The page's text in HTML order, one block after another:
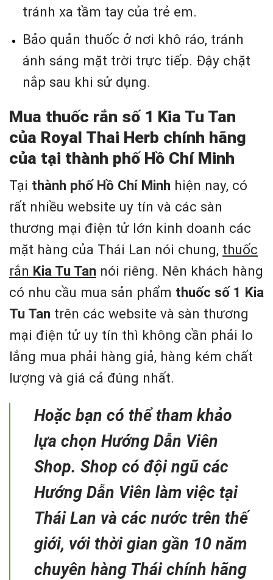
tránh xa tầm tay của trẻ em.
Bảo quản thuốc ở nơi khô ráo, tránh
ánh sáng mặt trời trực tiếp. Đậy chặt
nắp sau khi sử dụng.
Mua thuốc rắn số 1 Kia Tu Tan
của Royal Thai Herb chính hãng
của tại thành phố Hồ Chí Minh
Tại thành phố Hồ Chí Minh hiện nay, có
rất nhiều website uy tín và các sàn
thương mại điện tử lớn kinh doanh các
mặt hàng của Thái Lan nói chung, thuốc
rắn Kia Tu Tan nói riêng. Nên khách hàng
có nhu cầu mua sản phẩm thuốc số 1 Kia
Tu Tan trên các website và sàn thương
mại điện tử uy tín thì không cần phải lo
lắng mua phải hàng giả, hàng kém chất
lượng và giá cả đúng nhất.
Hoặc bạn có thể tham khảo
lựa chọn Hướng Dẫn Viên
Shop. Shop có đội ngũ các
Hướng Dẫn Viên làm việc tại
Thái Lan và các nước trên thế
giới, với thời gian gần 10 năm
chuyên hàng Thái chính hãng